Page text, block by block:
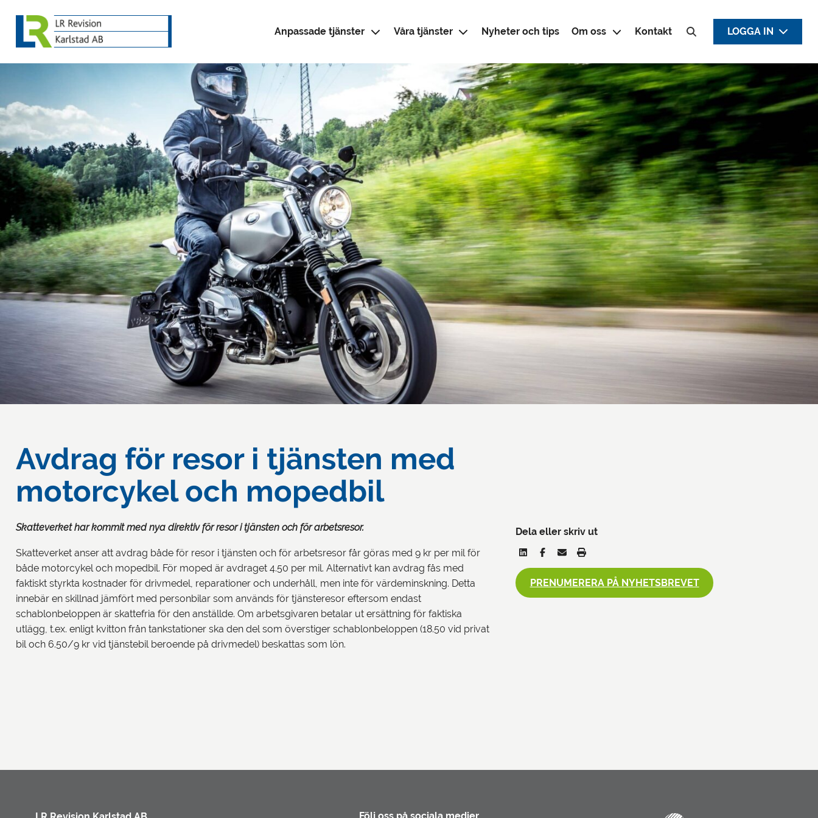
Anpassade tjänster Våra tjänster Nyheter och tips Om oss Kontakt
Sök efter:
LOGGA IN
Avdrag för resor i tjänsten med
motorcykel och mopedbil
Skatteverket har kommit med nya direktiv för resor i tjänsten och för arbetsresor.
Skatteverket anser att avdrag både för resor i tjänsten och för arbetsresor får göras med 9 kr per mil för
både motorcykel och mopedbil. För moped är avdraget 4.50 per mil. Alternativt kan avdrag fås med
faktiskt styrkta kostnader för drivmedel, reparationer och underhåll, men inte för värdeminskning. Detta
innebär en skillnad jämfört med personbilar som används för tjänsteresor eftersom endast
schablonbeloppen är skattefria för den anställde. Om arbetsgivaren betalar ut ersättning för faktiska
utlägg, t.ex. enligt kvitton från tankstationer ska den del som överstiger schablonbeloppen (18.50 vid privat
bil och 6.50/9 kr vid tjänstebil beroende på drivmedel) beskattas som lön.
Dela eller skriv ut
PRENUMERERA PÅ NYHETSBREVET